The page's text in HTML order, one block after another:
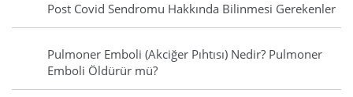
Post Covid Sendromu Hakkında Bilinmesi Gerekenler
Pulmoner Emboli (Akciğer Pıhtısı) Nedir? Pulmoner
Emboli Öldürür mü?